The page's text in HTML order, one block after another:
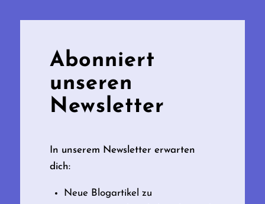
Abonniert
unseren
Newsletter
In unserem Newsletter erwarten
dich:
Neue Blogartikel zu